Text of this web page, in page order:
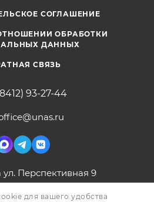
СОГЛАШЕНИЕ
ОБРАБОТКИ
ДАННЫХ
СВЯЗЬ
93-27-44
ул. Перспективная 9
для вашего удобства